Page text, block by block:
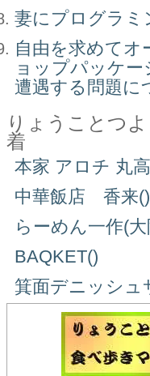
妻にプログラミ
自由を求めて
ョップパッケ
遭遇する問題に
りょうことつ
着
本家 アロチ 丸
中華飯店 香来()
らーめん一作(
BAQKET()
箕面デニッシュ